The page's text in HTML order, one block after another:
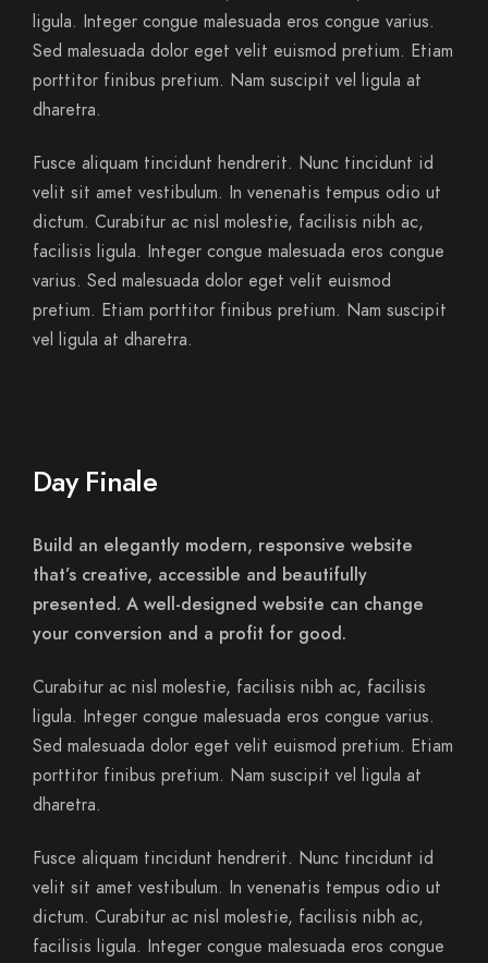
ligula. Integer congue malesuada eros congue varius.
Sed malesuada dolor eget velit euismod pretium. Etiam
porttitor finibus pretium. Nam suscipit vel ligula at
dharetra.
Fusce aliquam tincidunt hendrerit. Nunc tincidunt id
velit sit amet vestibulum. In venenatis tempus odio ut
dictum. Curabitur ac nisl molestie, facilisis nibh ac,
facilisis ligula. Integer congue malesuada eros congue
varius. Sed malesuada dolor eget velit euismod
pretium. Etiam porttitor finibus pretium. Nam suscipit
vel ligula at dharetra.
Day Finale
Build an elegantly modern, responsive website
that’s creative, accessible and beautifully
presented. A well-designed website can change
your conversion and a profit for good.
Curabitur ac nisl molestie, facilisis nibh ac, facilisis
ligula. Integer congue malesuada eros congue varius.
Sed malesuada dolor eget velit euismod pretium. Etiam
porttitor finibus pretium. Nam suscipit vel ligula at
dharetra.
Fusce aliquam tincidunt hendrerit. Nunc tincidunt id
velit sit amet vestibulum. In venenatis tempus odio ut
dictum. Curabitur ac nisl molestie, facilisis nibh ac,
facilisis ligula. Integer congue malesuada eros congue